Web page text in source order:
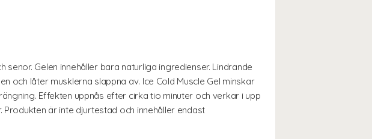
Gelen innehåller bara naturliga ingredienser. Lindrande
och låter musklerna slappna av. Ice Cold Muscle Gel minskar
Effekten uppnås efter cirka tio minuter och verkar i upp
är inte djurtestad och innehåller endast